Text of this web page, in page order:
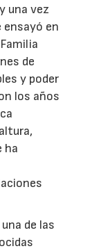
una vez
ensayó en
de
y poder
los años
ha
de las